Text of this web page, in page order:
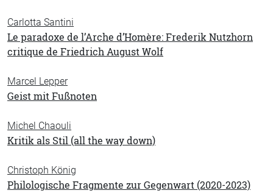
Carlotta Santini
Le paradoxe de l’Arche d’Homère: Frederik Nutzhorn
critique de Friedrich August Wolf
Marcel Lepper
Geist mit Fußnoten
Michel Chaouli
Kritik als Stil (all the way down)
Christoph König
Philologische Fragmente zur Gegenwart (2020-2023)